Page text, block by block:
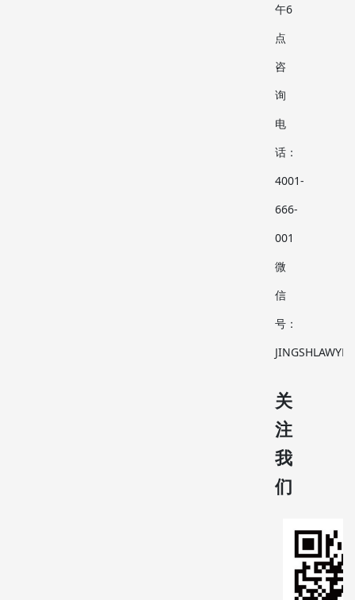
午6
点
咨
询
电
话：
4001-
666-
001
微
信
号：
JINGSHLAWYER
关
注
我
们